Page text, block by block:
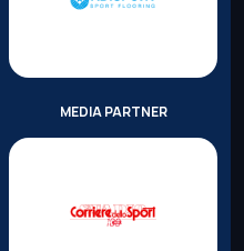
MEDIA PARTNER